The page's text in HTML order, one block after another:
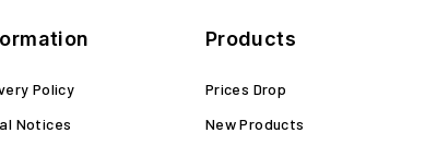
Policy
Notices
Products
Prices Drop
New Products